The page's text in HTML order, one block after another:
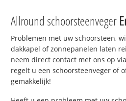
Allround schoorsteenveger
Problemen met uw schoorsteen,
dakkapel of zonnepanelen laten
neem direct contact met ons op
regelt u een schoorsteenveger of
gemakkelijk!